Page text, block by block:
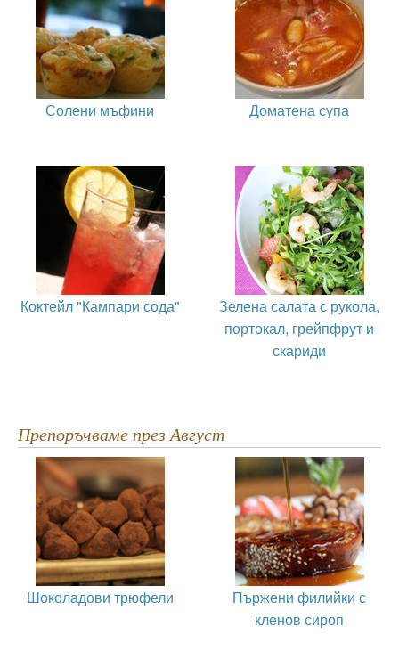
Солени мъфини Доматена супа
Коктейл "Кампари сода"
Зелена салата с рукола,
портокал, грейпфрут и
скариди
Препоръчваме през Август
Шоколадови трюфели
Пържени филийки с
кленов сироп